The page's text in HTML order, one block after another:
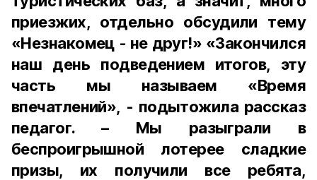
приезжих, отдельно обсудили тему
«Незнакомец - не друг!» «Закончился
наш день подведением итогов, эту
часть мы называем «Время
впечатлений», - подытожила рассказ
педагог. – Мы разыграли в
беспроигрышной лотерее сладкие
призы, их получили все ребята,